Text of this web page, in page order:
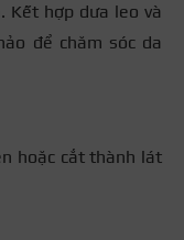
Kết hợp dưa leo và
để chăm sóc da
hoặc cắt thành lát